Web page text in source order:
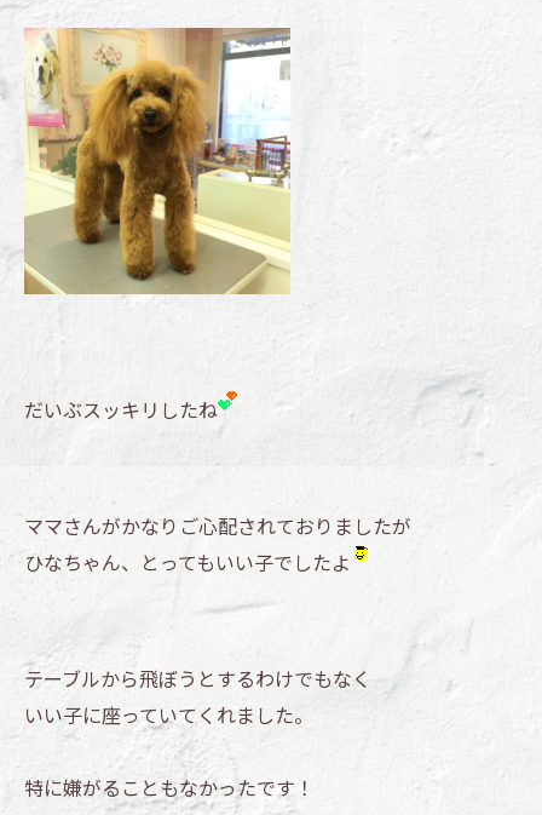
だいぶスッキリしたね
ママさんがかなりご心配されておりましたが
ひなちゃん、とってもいい子でしたよ
テーブルから飛ぼうとするわけでもなく
いい子に座っていてくれました。
特に嫌がることもなかったです！